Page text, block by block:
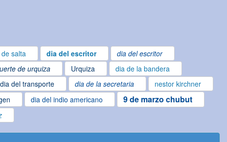
salta dia del escritor
dia del escritor
de urquiza Urquiza dia de la bandera
dia del transporte dia de la secretaria
nestor kirchner
dia del indio americano 9 de marzo chubut